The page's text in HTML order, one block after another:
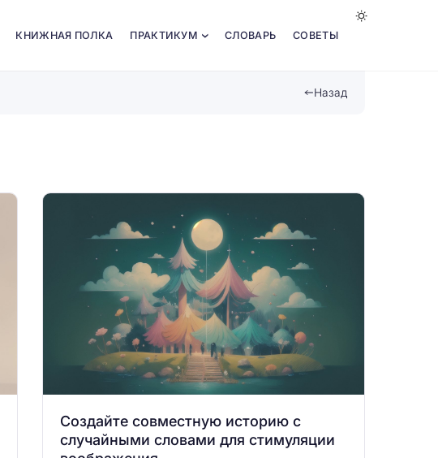
КНИЖНАЯ ПОЛКА ПРАКТИКУМ СЛОВАРЬ СОВЕТЫ
Назад
Создайте совместную историю с
случайными словами для стимуляции